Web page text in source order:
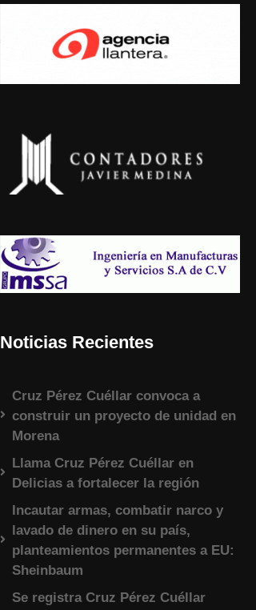
Noticias Recientes
Cruz Pérez Cuéllar convoca a
construir un proyecto de unidad en
Morena
Llama Cruz Pérez Cuéllar en
Delicias a fortalecer la región
Incautar armas, combatir narco y
lavado de dinero en su país,
planteamientos permanentes a EU:
Sheinbaum
Se registra Cruz Pérez Cuéllar